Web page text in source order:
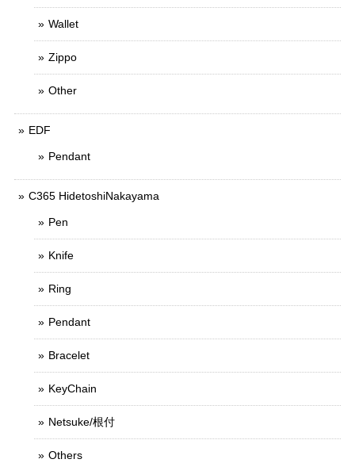
Wallet
Zippo
Other
EDF
Pendant
C365 HidetoshiNakayama
Pen
Knife
Ring
Pendant
Bracelet
KeyChain
Netsuke/根付
Others